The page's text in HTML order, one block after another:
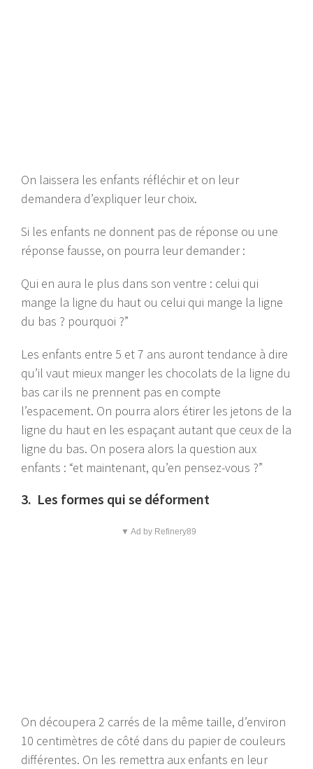
On laissera les enfants réfléchir et on leur
demandera d’expliquer leur choix.
Si les enfants ne donnent pas de réponse ou une
réponse fausse, on pourra leur demander :
Qui en aura le plus dans son ventre : celui qui
mange la ligne du haut ou celui qui mange la ligne
du bas ? pourquoi ?”
Les enfants entre 5 et 7 ans auront tendance à dire
qu’il vaut mieux manger les chocolats de la ligne du
bas car ils ne prennent pas en compte
l’espacement. On pourra alors étirer les jetons de la
ligne du haut en les espaçant autant que ceux de la
ligne du bas. On posera alors la question aux
enfants : “et maintenant, qu’en pensez-vous ?”
3. Les formes qui se déforment
▼ Ad by Refinery89
On découpera 2 carrés de la même taille, d’environ
10 centimètres de côté dans du papier de couleurs
différentes. On les remettra aux enfants en leur